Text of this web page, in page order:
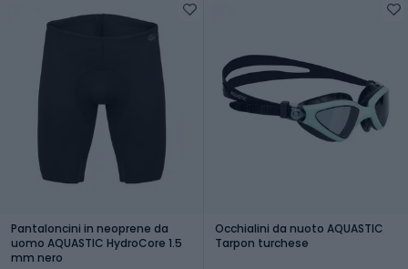
Pantaloncini in neoprene da
uomo AQUASTIC HydroCore 1.5
mm nero
Occhialini da nuoto AQUASTIC
Tarpon turchese